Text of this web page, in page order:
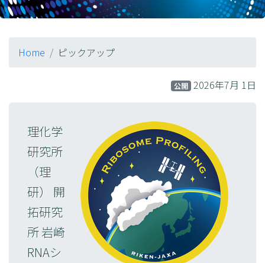
Home ピックアップ
公開 2026年7月 1日
理化学
研究所
（理
研） 開
拓研究
所 岩崎
RNAシ